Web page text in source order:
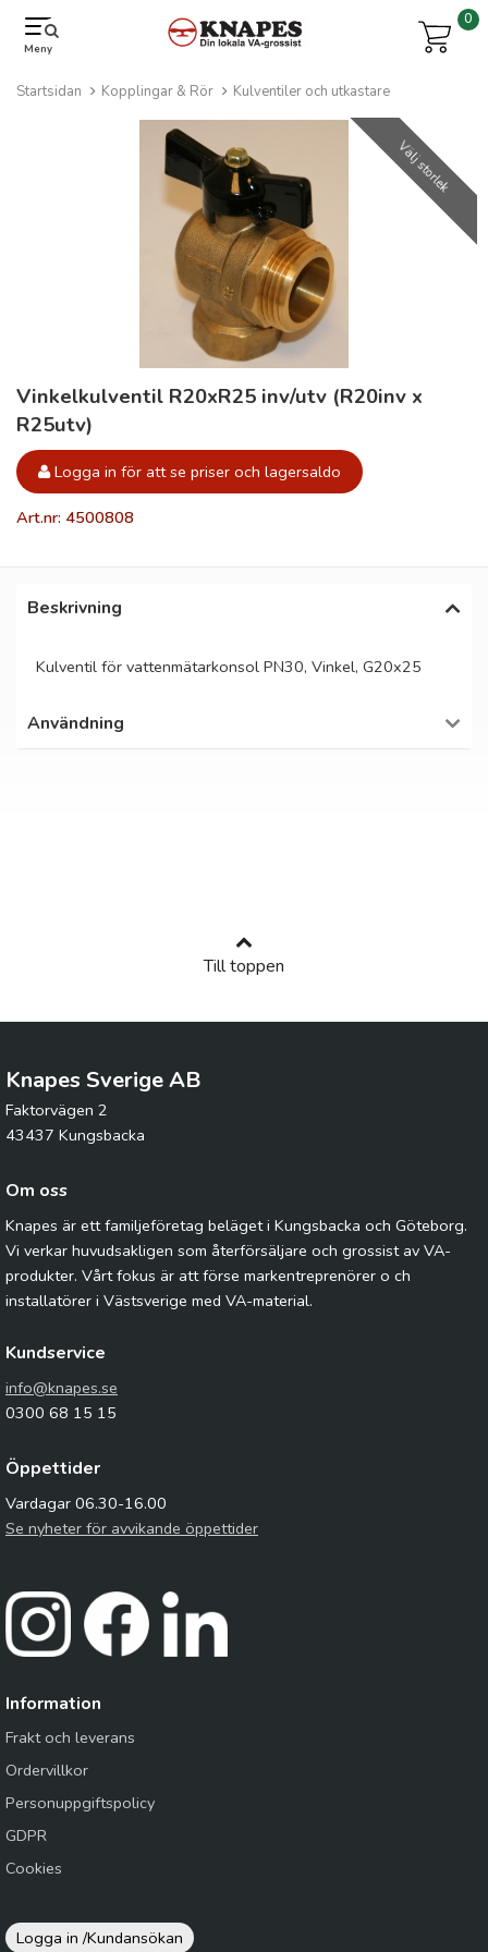
Meny
0
Startsidan Kopplingar & Rör Kulventiler och utkastare
Välj storlek
Vinkelkulventil R20xR25 inv/utv (R20inv x
R25utv)
Logga in för att se priser och lagersaldo
Art.nr: 4500808
Beskrivning
Kulventil för vattenmätarkonsol PN30, Vinkel, G20x25
Användning
Till toppen
Knapes Sverige AB
Faktorvägen 2
43437 Kungsbacka
Om oss
Knapes är ett familjeföretag beläget i Kungsbacka och Göteborg.
Vi verkar huvudsakligen som återförsäljare och grossist av VA-
produkter. Vårt fokus är att förse markentreprenörer o ch
installatörer i Västsverige med VA-material.
Kundservice
info@knapes.se
0300 68 15 15
Öppettider
Vardagar 06.30-16.00
Se nyheter för avvikande öppettider
Information
Frakt och leverans
Ordervillkor
Personuppgiftspolicy
GDPR
Cookies
Logga in /Kundansökan